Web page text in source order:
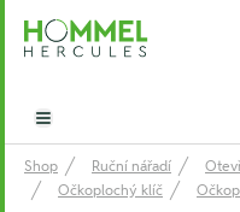
Hommel Hercules
Open main menu
Shop Ruční nářadí
Očkoplochý klíč